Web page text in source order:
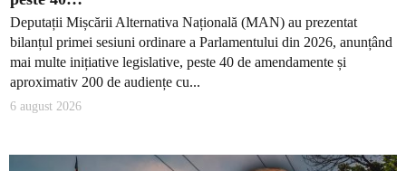
Deputații Mișcării Alternativa Națională (MAN) au prezentat
bilanțul primei sesiuni ordinare a Parlamentului din 2026, anunțând
mai multe inițiative legislative, peste 40 de amendamente și
aproximativ 200 de audiențe cu...
6 august 2026